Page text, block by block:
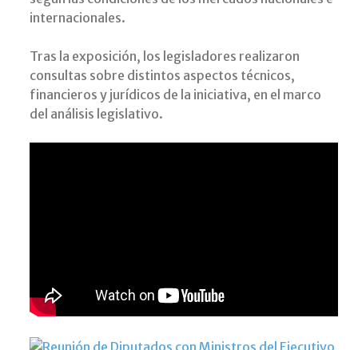
internacionales.
Tras la exposición, los legisladores realizaron
consultas sobre distintos aspectos técnicos,
financieros y jurídicos de la iniciativa, en el marco
del análisis legislativo.